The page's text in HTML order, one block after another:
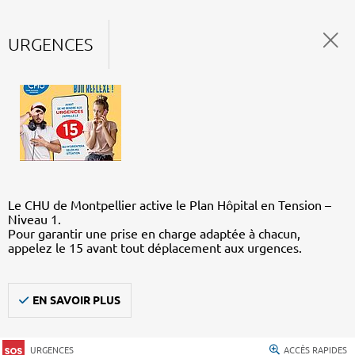
URGENCES
Le CHU de Montpellier active le Plan Hôpital en Tension –
Niveau 1.
Pour garantir une prise en charge adaptée à chacun,
appelez le 15 avant tout déplacement aux urgences.
EN SAVOIR PLUS
URGENCES ACCÈS RAPIDES